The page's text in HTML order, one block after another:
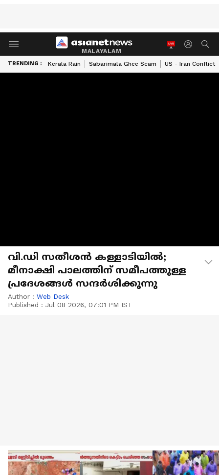
MALAYALAM
TRENDING : Kerala Rain Sabarimala Ghee Scam US - Iran Conflict
വി.ഡി സതീശൻ കള്ളാടിയിൽ;
മീനാക്ഷി പാലത്തിന് സമീപത്തുള്ള
പ്രദേശങ്ങൾ സന്ദർശിക്കുന്നു
Author : Web Desk
Published : Jul 08 2026, 07:01 PM IST